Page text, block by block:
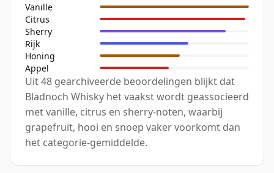
Vanille
Citrus
Sherry
Rijk
Honing
Appel
Uit 48 gearchiveerde beoordelingen blijkt dat
Bladnoch Whisky het vaakst wordt geassocieerd
met vanille, citrus en sherry-noten, waarbij
grapefruit, hooi en snoep vaker voorkomt dan
het categorie-gemiddelde.